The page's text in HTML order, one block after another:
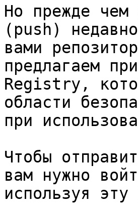
Но прежде чем
(push)
вами
предлагаем
Registry,
области
при
Чтобы
вам нужно
используя эту